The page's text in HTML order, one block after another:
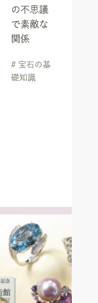
の不思議
で素敵な
関係
# 宝石の基
礎知識